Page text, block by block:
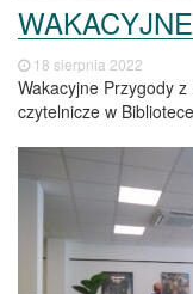
18 sierpnia 2022
Wakacyjne Przygody
czytelnicze w